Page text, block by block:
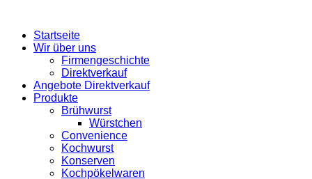
Startseite
Wir über uns
Firmengeschichte
Direktverkauf
Angebote Direktverkauf
Produkte
Brühwurst
Würstchen
Convenience
Kochwurst
Konserven
Kochpökelwaren